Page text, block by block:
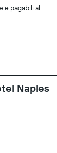
e pagabili al
Naples